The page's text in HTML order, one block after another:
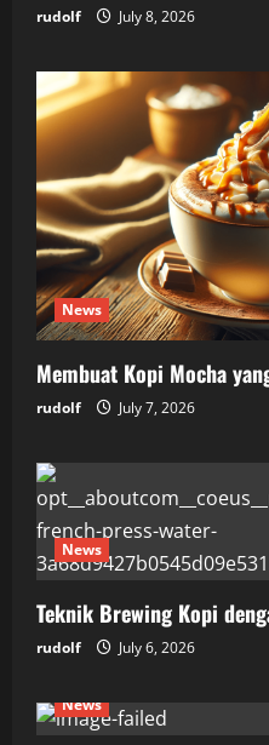
rudolf July 8, 2026
News
Membuat Kopi Mocha
rudolf July 7, 2026
News
Teknik Brewing Kopi
rudolf July 6, 2026
News